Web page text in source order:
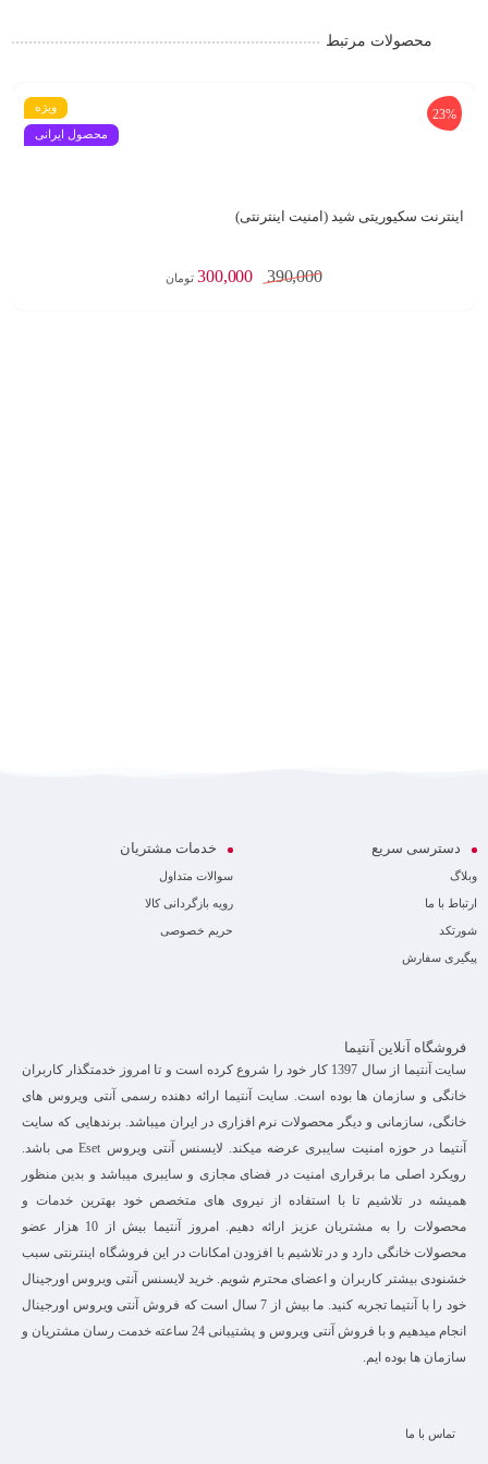
محصولات مرتبط
ویژه
محصول ایرانی
23%
اینترنت سکیوریتی شید (امنیت اینترنتی)
390,000
300,000 تومان
دسترسی سریع
وبلاگ
ارتباط با ما
شورتکد
پیگیری سفارش
خدمات مشتریان
سوالات متداول
رویه بازگردانی کالا
حریم خصوصی
فروشگاه آنلاین آنتیما
سایت آنتیما از سال 1397 کار خود را شروع کرده است و تا امروز خدمتگذار کاربران
خانگی و سازمان ها بوده است. سایت آنتیما ارائه دهنده رسمی آنتی ویروس های
خانگی، سازمانی و دیگر محصولات نرم افزاری در ایران میباشد. برندهایی که سایت
آنتیما در حوزه امنیت سایبری عرضه میکند. لایسنس آنتی ویروس Eset می باشد.
رویکرد اصلی ما برقراری امنیت در فضای مجازی و سایبری میباشد و بدین منظور
همیشه در تلاشیم تا با استفاده از نیروی های متخصص خود بهترین خدمات و
محصولات را به مشتریان عزیز ارائه دهیم. امروز آنتیما بیش از 10 هزار عضو
محصولات خانگی دارد و در تلاشیم با افزودن امکانات در این فروشگاه اینترنتی سبب
خشنودی بیشتر کاربران و اعضای محترم شویم. خرید لایسنس آنتی ویروس اورجینال
خود را با آنتیما تجربه کنید. ما بیش از 7 سال است که فروش آنتی ویروس اورجینال
انجام میدهیم و با فروش آنتی ویروس و پشتیبانی 24 ساعته خدمت رسان مشتریان و
سازمان ها بوده ایم.
تماس با ما